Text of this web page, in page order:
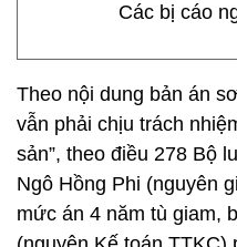
Các bị cáo
Theo nội dung bản án
vẫn phải chịu trách
sản”, theo điều 278 Bộ
Ngô Hồng Phi (nguyên
mức án 4 năm tù giam,